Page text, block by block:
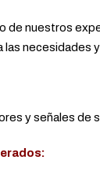
de nuestros
necesidades
y señales de